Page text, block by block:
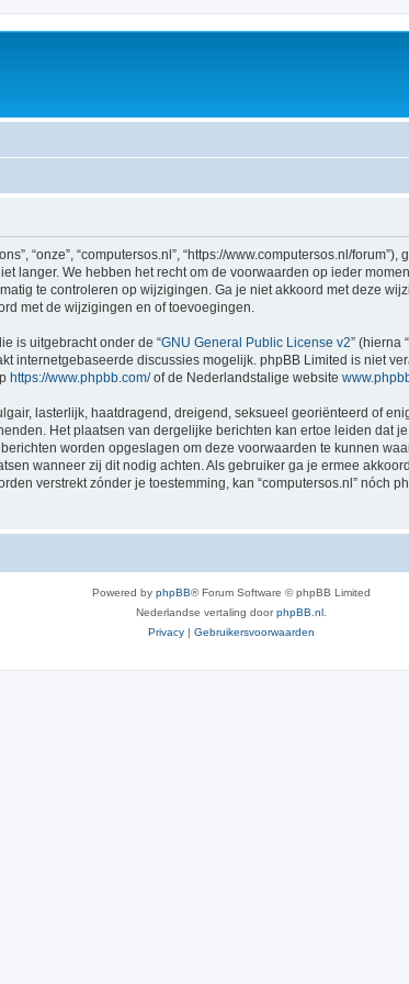
“onze”, “computersos.nl”, “https://www.computersos.nl/
langer. We hebben het recht om de voorwaarden op ieder
te controleren op wijzigingen. Ga je niet akkoord met deze
met de wijzigingen en of toevoegingen.
is uitgebracht onder de “GNU General Public License v2” (hierna
internetgebaseerde discussies mogelijk. phpBB Limited is niet
https://www.phpbb.com/of de Nederlandstalige website
lasterlijk, haatdragend, dreigend, seksueel georiënteerd of
Het plaatsen van dergelijke berichten kan ertoe leiden dat
worden opgeslagen om deze voorwaarden te kunnen
wanneer zij dit nodig achten. Als gebruiker ga je ermee
verstrekt zónder je toestemming, kan “computersos.nl” nóch
Powered by phpBB® Forum Software © phpBB Limited
Nederlandse vertaling doorphpBB.nl
Privacy | Gebruikersvoorwaarden